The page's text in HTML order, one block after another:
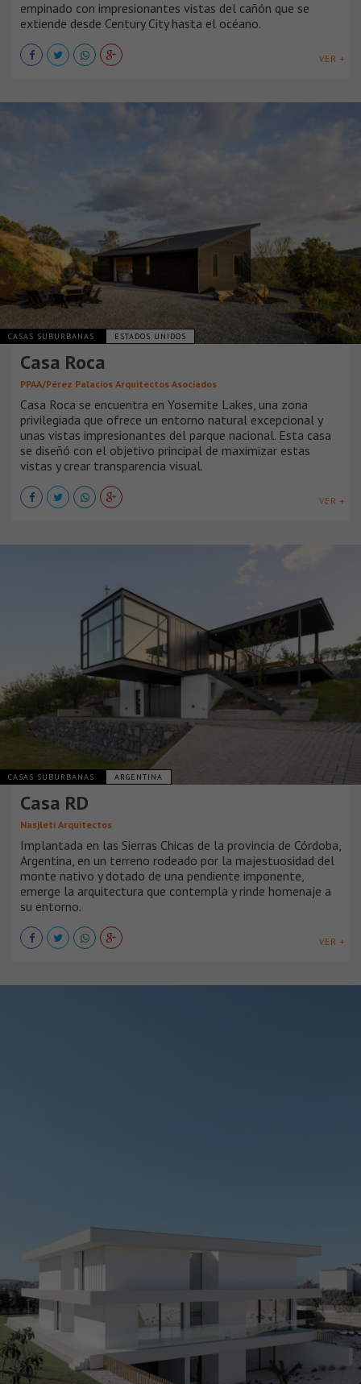
empinado con impresionantes vistas del cañón que se
extiende desde Century City hasta el océano.
VER +
CASAS SUBURBANAS ESTADOS UNIDOS
Casa Roca
PPAA/Pérez Palacios Arquitectos Asociados
Casa Roca se encuentra en Yosemite Lakes, una zona
privilegiada que ofrece un entorno natural excepcional y
unas vistas impresionantes del parque nacional. Esta casa
se diseñó con el objetivo principal de maximizar estas
vistas y crear transparencia visual.
VER +
CASAS SUBURBANAS ARGENTINA
Casa RD
Nasjleti Arquitectos
Implantada en las Sierras Chicas de la provincia de Córdoba,
Argentina, en un terreno rodeado por la majestuosidad del
monte nativo y dotado de una pendiente imponente,
emerge la arquitectura que contempla y rinde homenaje a
su entorno.
VER +